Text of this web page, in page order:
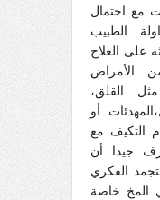
مع احتمال
الطبيب
على العلاج
الأمراض
مثل القلق،
أو
التكيف مع
جيدا أن
الفكري
المخ خاصة